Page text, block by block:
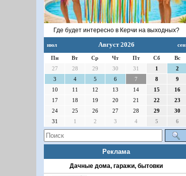
Где будет интересно в Керчи на выходных?
июл Август 2026 сен
Пн Вт Ср Чт Пт Сб
Вс
27
28 29 30 31 1
2
3
4 5 6 7 8
9
10
11 12 13 14 15
16
17
18 19 20 21 22
23
24
25 26 27 28 29
30
31
1 2 3 4 5 6
Реклама
Дачные дома, гаражи, бытовки